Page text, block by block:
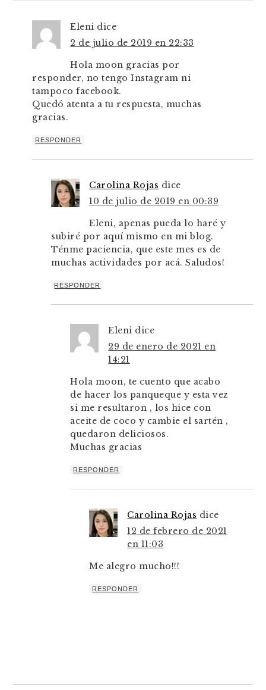
Eleni dice
2 de julio de 2019 en 22:33
Hola moon gracias por
responder, no tengo Instagram ni
tampoco facebook.
Quedó atenta a tu respuesta, muchas
gracias.
RESPONDER
Carolina Rojas dice
10 de julio de 2019 en 00:39
Eleni, apenas pueda lo haré y
subiré por aquí mismo en mi blog.
Ténme paciencia, que este mes es de
muchas actividades por acá. Saludos!
RESPONDER
Eleni dice
29 de enero de 2021 en
14:21
Hola moon, te cuento que acabo
de hacer los panqueque y esta vez
si me resultaron , los hice con
aceite de coco y cambie el sartén ,
quedaron deliciosos.
Muchas gracias
RESPONDER
Carolina Rojas dice
12 de febrero de 2021
en 11:03
Me alegro mucho!!!
RESPONDER